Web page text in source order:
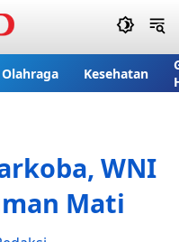
Olahraga Kesehatan
WNI
Mati